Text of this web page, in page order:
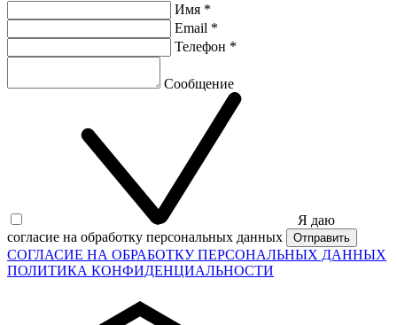
Имя *
Email *
Телефон *
Сообщение
Я даю
согласие на обработку персональных данных
СОГЛАСИЕ НА ОБРАБОТКУ ПЕРСОНАЛЬНЫХ ДАННЫХ
ПОЛИТИКА КОНФИДЕНЦИАЛЬНОСТИ